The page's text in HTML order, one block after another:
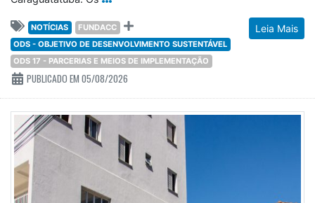
Leia Mais
NOTÍCIAS
FUNDACC
ODS - OBJETIVO DE DESENVOLVIMENTO SUSTENTÁVEL
ODS 17 - PARCERIAS E MEIOS DE IMPLEMENTAÇÃO
PUBLICADO EM 05/08/2026